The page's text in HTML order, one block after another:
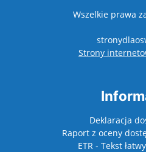
Wszelkie prawa
Strony
Deklaracja
Raport z oceny
ETR - Tekst